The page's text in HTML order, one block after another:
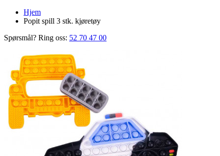
Hjem
Popit spill 3 stk. kjøretøy
Spørsmål? Ring oss: 52 70 47 00